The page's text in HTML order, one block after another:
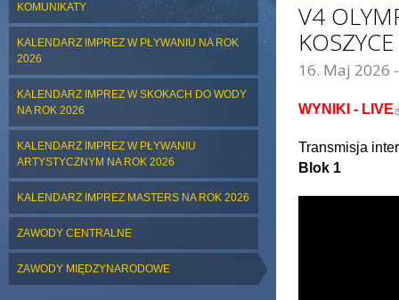
KOMUNIKATY
KALENDARZ IMPREZ W PŁYWANIU NA ROK
2026
KALENDARZ IMPREZ W SKOKACH DO WODY
NA ROK 2026
KALENDARZ IMPREZ W PŁYWANIU
ARTYSTYCZNYM NA ROK 2026
KALENDARZ IMPREZ MASTERS NA ROK 2026
ZAWODY CENTRALNE
ZAWODY MIĘDZYNARODOWE
V4
KOSZYCE
16. Maj 2026
WYNIKI - LIVE
Transmisja
Blok 1